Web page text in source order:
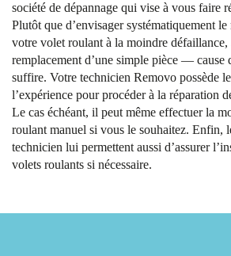
société de dépannage qui vise à vous faire
Plutôt que d’envisager systématiquement
votre volet roulant à la moindre défaillance,
remplacement d’une simple pièce —
suffire. Votre technicien Removo possède
l’expérience pour procéder à la réparation
Le cas échéant, il peut même effectuer la
roulant manuel si vous le souhaitez. Enfin,
technicien lui permettent aussi d’assurer
volets roulants si nécessaire.